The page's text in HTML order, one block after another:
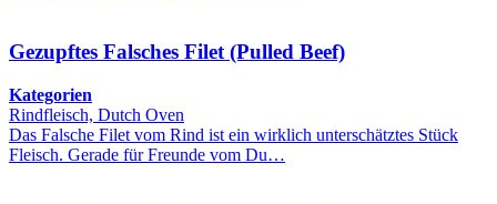
Gezupftes Falsches Filet (Pulled Beef)
Kategorien
Rindfleisch, Dutch Oven
Das Falsche Filet vom Rind ist ein wirklich unterschätztes Stück
Fleisch. Gerade für Freunde vom Du…